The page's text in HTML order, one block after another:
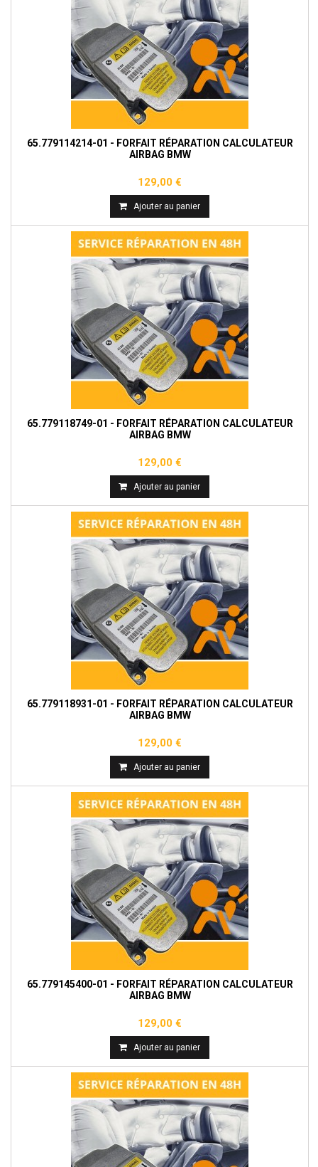
65.779114214-01 - FORFAIT RÉPARATION CALCULATEUR
AIRBAG BMW
129,00 €
Ajouter au panier
65.779118749-01 - FORFAIT RÉPARATION CALCULATEUR
AIRBAG BMW
129,00 €
Ajouter au panier
65.779118931-01 - FORFAIT RÉPARATION CALCULATEUR
AIRBAG BMW
129,00 €
Ajouter au panier
65.779145400-01 - FORFAIT RÉPARATION CALCULATEUR
AIRBAG BMW
129,00 €
Ajouter au panier